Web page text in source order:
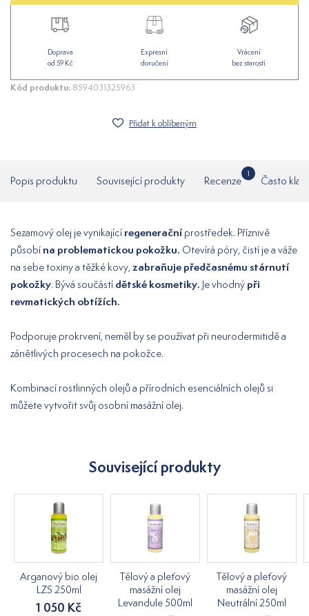
Doprava
od 59 Kč
Expresní
doručení
Vrácení
bez starostí
Kód produktu: 8594031325963
Přidat k oblíbeným
Popis produktu Související produkty Recenze
1
Často
Sezamový olej je vynikající regeneračníprostředek. Příznivě
působí na problematickou pokožku. Otevírá póry, čistí je a váže
na sebe toxiny a těžké kovy, zabraňuje předčasnému stárnutí
pokožky. Bývá součástí dětské kosmetiky. Je vhodný při
revmatických obtížích.
Podporuje prokrvení, neměl by se používat při neurodermitidě a
zánětlivých procesech na pokožce.
Kombinací rostlinných olejů a přírodních esenciálních olejů si
můžete vytvořit svůj osobní masážní olej.
Související produkty
Arganový bio olej
LZS 250ml
1 050 Kč
Tělový a pleťový
masážní olej
Levandule 500ml
Tělový a pleťový
masážní olej
Neutrální 250ml